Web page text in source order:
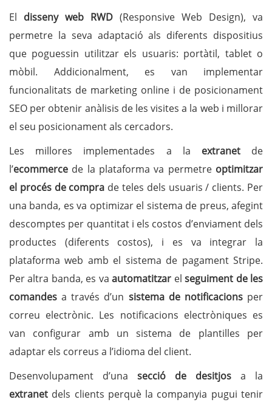
El disseny web RWD (Responsive Web Design), va
permetre la seva adaptació als diferents dispositius
que poguessin utilitzar els usuaris: portàtil, tablet o
mòbil. Addicionalment, es van implementar
funcionalitats de marketing online i de posicionament
SEO per obtenir anàlisis de les visites a la web i millorar
el seu posicionament als cercadors.
Les millores implementades a la extranetde
l’ecommerce de la plataforma va permetre optimitzar
el procés de compra de teles dels usuaris / clients. Per
una banda, es va optimizar el sistema de preus, afegint
descomptes per quantitat i els costos d’enviament dels
productes (diferents costos), i es va integrar la
plataforma web amb el sistema de pagament Stripe.
Per altra banda, es vaautomatitzar elseguiment de les
comandes a través d’un sistema de notificacionsper
correu electrònic. Les notificacions electròniques es
van configurar amb un sistema de plantilles per
adaptar els correus a l’idioma del client.
Desenvolupament d’una secció de desitjos a la
extranet dels clients perquè la companyia pugui tenir